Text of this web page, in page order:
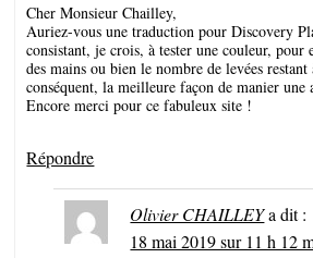
Cher Monsieur Chailley,
Auriez-vous une traduction pour Discovery
consistant, je crois, à tester une couleur,
des mains ou bien le nombre de levées
conséquent, la meilleure façon de manier une
Encore merci pour ce fabuleux site !
Répondre
Olivier CHAILLEYa dit :
18 mai 2019 sur 11 h 12